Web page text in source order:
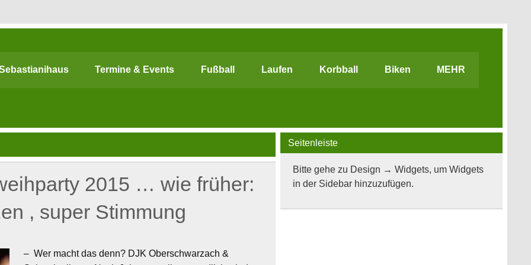
Termine & Events Fußball Laufen Korbball Biken MEHR
2015 … wie früher:
, super Stimmung
– Wer macht das denn? DJK Oberschwarzach &
Seitenleiste
Bitte gehe zu Design → Widgets, um Widgets
in der Sidebar hinzuzufügen.